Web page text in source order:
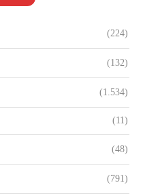
(224)
(132)
(1.534)
(11)
(48)
(791)